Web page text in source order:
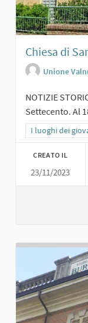
Chiesa di
Unione
NOTIZIE
Settecento. Al
Filtra i risultati
I luoghi dei
CREATO IL
23/11/2023